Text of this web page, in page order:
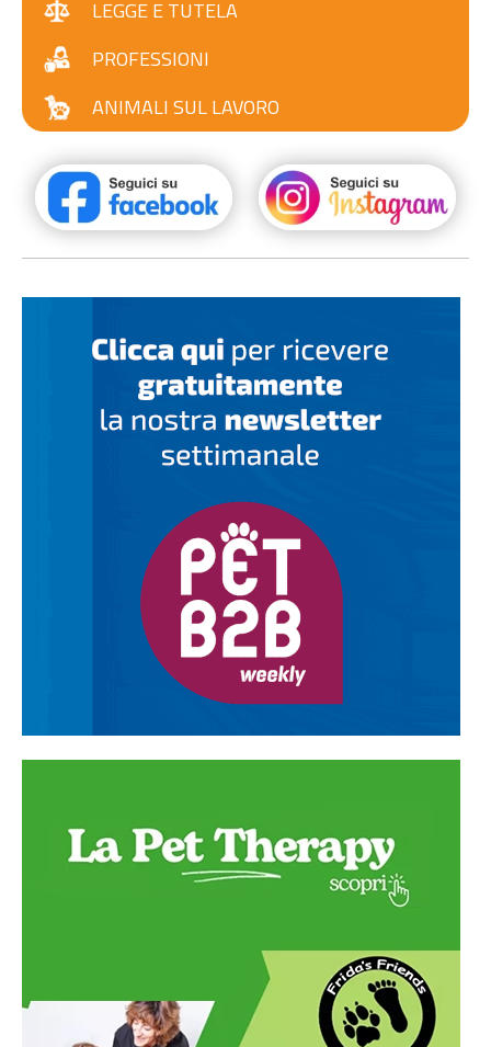
LEGGE E TUTELA
PROFESSIONI
ANIMALI SUL LAVORO